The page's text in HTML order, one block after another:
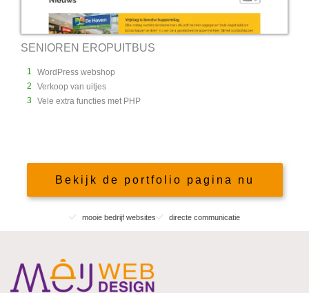
SENIOREN EROPUITBUS
1
WordPress webshop
2
Verkoop van uitjes
3
Vele extra functies met PHP
Bekijk de portfolio pagina nu
mooie bedrijf websites directe communicatie